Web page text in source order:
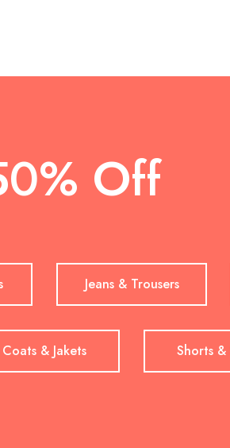
Off
Jeans & Trousers
Coats & Jakets Shorts &